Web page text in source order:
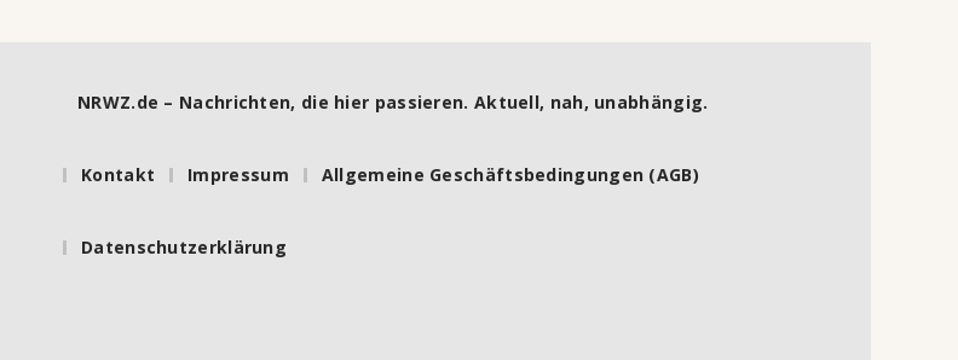
NRWZ.de – Nachrichten, die hier passieren. Aktuell, nah, unabhängig.
Kontakt Impressum Allgemeine Geschäftsbedingungen (AGB)
Datenschutzerklärung